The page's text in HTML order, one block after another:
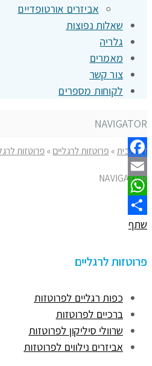
אביזרים אורטופדיים
שאלות נפוצות
גלריה
מאמרים
צור קשר
לקוחות מספרים
NAVIGATOR
דף הבית» פרוטזות לרגליים» פרוטזות
NAVIGATOR
Facebook
Email
WhatsApp
שתף
פרוטזות לרגליים
כפות רגליים לפרוטזות
ברכיים לפרוטזות
שרוולי סיליקון לפרוטזות
אביזרים נילווים לפרוטזות